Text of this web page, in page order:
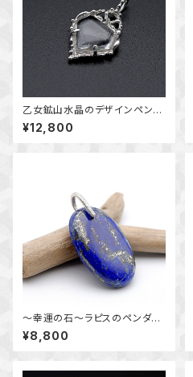
乙女鉱山水晶のデザインペンダ
ント ～国産鉱物～ ＊天然石ア
クセサリー ペンダントトップ
一点物＊
¥12,800
～幸運の石～ラピスのペンダン
ト （挟み込みバチカン） 天然
石アクセサリー 一点物 ペン
ダントトップ macari
¥8,800